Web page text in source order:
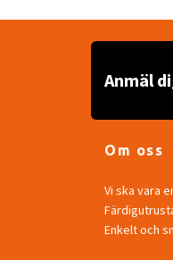
Anmäl
Om oss
Vi ska vara
Enkelt och